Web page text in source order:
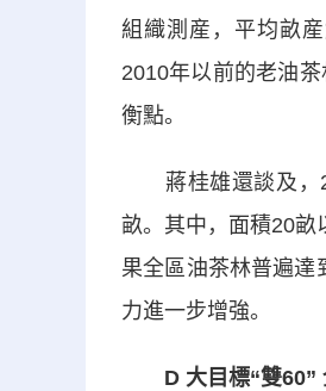
組織測産，平均畝
2010年以前的老油
衡點。
蔣桂雄還談及，
畝。其中，面積20畝
果全區油茶林普遍達
力進一步增強。
D 大目標“雙60”